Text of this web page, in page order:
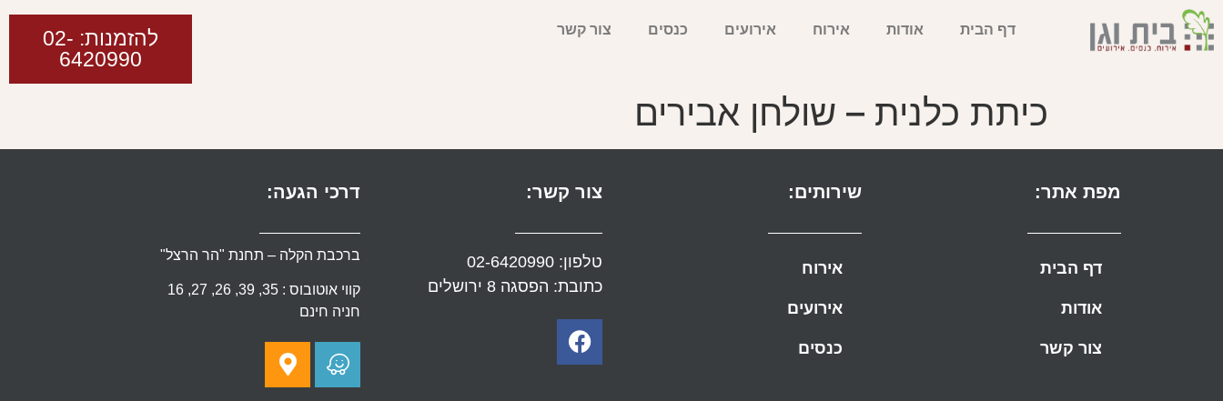
דף הבית אודות אירוח אירועים כנסים צור קשר
להזמנות: 02-
6420990
כיתת כלנית – שולחן אבירים
מפת אתר:
דף הבית
אודות
צור קשר
שירותים:
אירוח
אירועים
כנסים
צור קשר:
טלפון: 02-6420990
כתובת: הפסגה 8 ירושלים
דרכי הגעה:
ברכבת הקלה – תחנת "הר הרצל"
קווי אוטובוס : 35, 39, 26, 27, 16
חניה חינם